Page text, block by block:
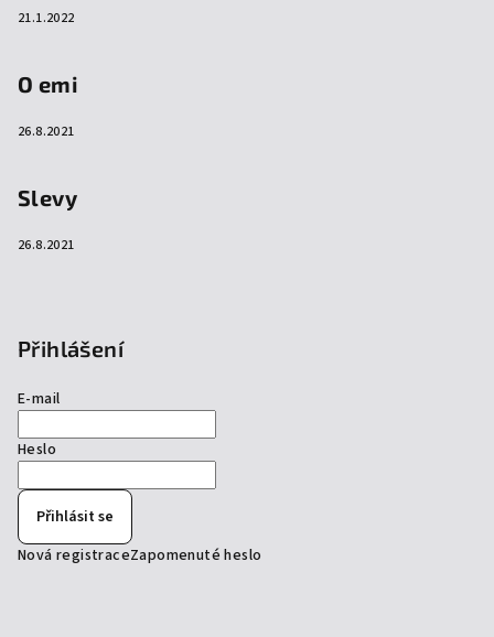
21.1.2022
O emi
26.8.2021
Slevy
26.8.2021
Přihlášení
E-mail
Heslo
Přihlásit se
Nová registraceZapomenuté heslo